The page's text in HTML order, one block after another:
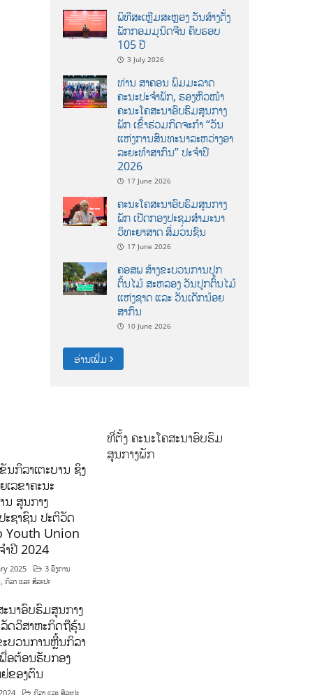
ພິທີສະເຫຼີມສະຫຼອງ ວັນສ້າງຕັ້ງ
ພັກກອມມູນິດຈີນ ຄົບຮອບ
105 ປີ
3 July 2026
ທ່ານ ສາຄອນ ພົມມະລາດ
ຄະນະປະຈໍາພັກ, ຮອງຫົວໜ້າ
ຄະນະໂຄສະນາອົບຮົມສູນກາງ
ພັກ ເຂົ້າຮ່ວມກິດຈະກຳ “ວັນ
ແຫ່ງການສົນທະນາລະຫວ່າງອາ
ລະຍະທຳສາກົນ” ປະຈຳປີ
2026
17 June 2026
ຄະນະໂຄສະນາອົບຮົມສູນກາງ
ພັກ ເປີດກອງປະຊຸມສຳມະນາ
ວິທະຍາສາດ ສຶ່ມວນຊົນ
17 June 2026
ຄອສພ ສ້າງຂະບວນການປູກ
ຕົ້ນໄມ້ ສະຫລອງ ວັນປູກຕົ້ນໄມ້
ແຫ່ງຊາດ ແລະ ວັນເດັກນ້ອຍ
ສາກົນ
10 June 2026
ອ່ານເພີ່ມ
ນກິລາເຕະບານ ຊິງ
ເລຂາຄະນະ
ນ ສູນກາງ
ຊາຊົນ ປະຕິວັດ
Youth Union
ຳປີ 2024
2025
3 ອົງການ
, ກິລາ ແລະ ສິລະປະ
ະນາອົບຮົມສູນກາງ
ດວິສາຫະກິດຖືຮຸ້ນ
ະບວນການຫຼີ້ນກິລາ
ພື່ອຕ້ອນຮັບກອງ
ຂອງຕົນ
ກິລາ ແລະ ສິລະປະ
ທີ່ຕັ້ງ ຄະນະໂຄສະນາອົບຮົມ
ສູນກາງພັກ